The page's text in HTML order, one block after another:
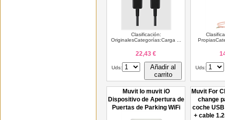
Clasificación:
OriginalesCategorías:Carga ...
22,43 €
Uds:
Añadir al
carrito
Uds:
Muvit Io muvit iO
Dispositivo de Apertura de
Puertas de Parking WiFi
Muvit For
change
coche
+ cable